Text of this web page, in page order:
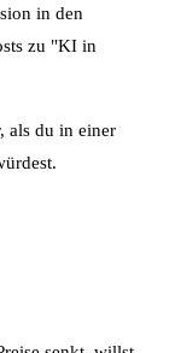
in den
zu "KI in
als du in einer